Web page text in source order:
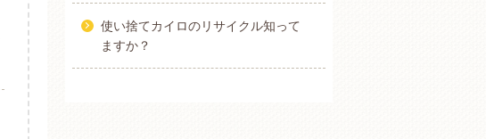
使い捨てカイロのリサイクル知って
ますか？